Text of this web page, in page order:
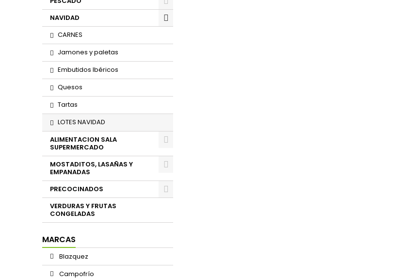
NAVIDAD
CARNES
Jamones y paletas
Embutidos Ibéricos
Quesos
Tartas
LOTES NAVIDAD
ALIMENTACION SALA
SUPERMERCADO
MOSTADITOS, LASAÑAS Y
EMPANADAS
PRECOCINADOS
VERDURAS Y FRUTAS
CONGELADAS
MARCAS
Blazquez
Campofrío